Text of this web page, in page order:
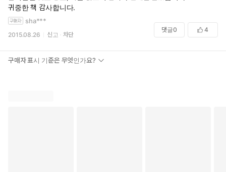
연의 생애 연보와 천로역정 전문가인 베아트리스 뱃손, 제임스 포레
스트, 옮긴이 유성덕 교수 3인의 해설은 독자들이 작품을 이해하는
데 큰 도움이 될 것이다.
귀중한 책 감사합니다.
sha***
2015.08.26 신고 차단
댓글0 4
구매자 표시 기준은 무엇인가요?